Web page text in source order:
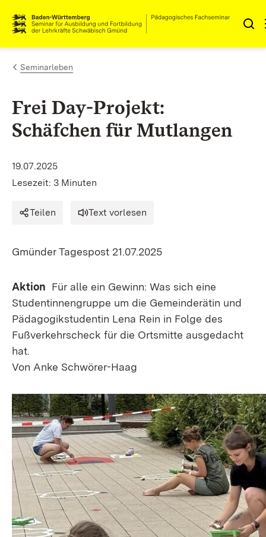
Zum Inhalt springen
Link zur Startseite
Seminarleben
Frei Day-Projekt:
Schäfchen für Mutlangen
19.07.2025
Lesezeit: 3 Minuten
Teilen Text vorlesen
Gmünder Tagespost 21.07.2025
Aktion Für alle ein Gewinn: Was sich eine
Studentinnengruppe um die Gemeinderätin und
Pädagogikstudentin Lena Rein in Folge des
Fußverkehrscheck für die Ortsmitte ausgedacht
hat.
Von Anke Schwörer-Haag